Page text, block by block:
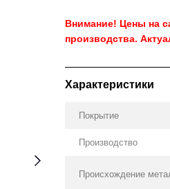
Внимание! Цены на
производства.
Характеристики
Покрытие
Производство
Происхождение